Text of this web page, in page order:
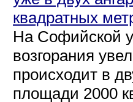
квадратных
На Софийской
возгорания
происходит в
площади 2000